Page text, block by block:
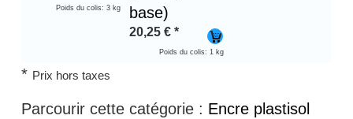
Poids du colis: 3 kg
base)
20,25 € *
Poids du colis: 1 kg
* Prix hors taxes
Parcourir cette catégorie : Encre plastisol